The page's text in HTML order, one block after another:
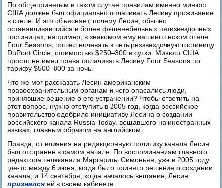
По общепринятым в таком случае правилам именно минюст
США должен был официально оплачивать Лесину проживание
в отеле. И это объясняет, почему Лесин, обычно
останавливавшийся в более фешенебельных пятизвездочных
гостиницах, например, в знакомом ему вашингтонском отеле
Four Seasons, пошел ночевать в четырехзвездочную гостиницу
DuPont Circle, стоимостью $250–300 в сутки. Минюст США
просто не имел права оплачивать Леcину Four Seasons по
тарифу $500–800 за ночь.
Что же мог рассказать Лесин американским
правоохранительным органам и чего опасались люди,
принявшие решение о его устранении? Чтобы ответить на
этот вопрос, нужно отступить в 2005 год, когда российское
правительство одобрило инициативу Лесина о создании
российского канала Russia Today, вещавшего на иностранных
языках, главным образом на английском.
Правда, от влияния на редакционную политику канала Лесин
был отстранен в самом начале. По воспоминаниям главного
редактора телеканала Маргариты Симоньян, уже в 2005 году,
где-то между 6 июня, когда было принято решение о создании
канала, и 14 сентября, когда началось вещание, Лесин
признался ей в своем кабинете: